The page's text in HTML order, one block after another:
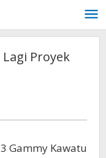
Proyek
Gammy Kawatu